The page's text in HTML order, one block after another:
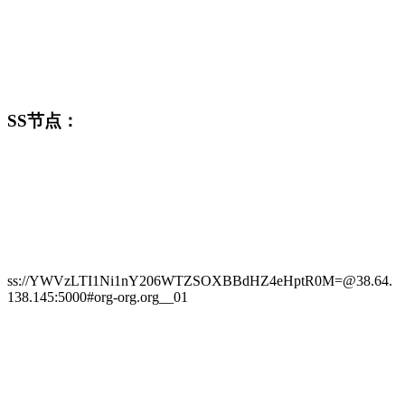
SS节点：
ss://YWVzLTI1Ni1nY206WTZSOXBBdHZ4eHptR0M=@38.64.
138.145:5000#org-org.org__01